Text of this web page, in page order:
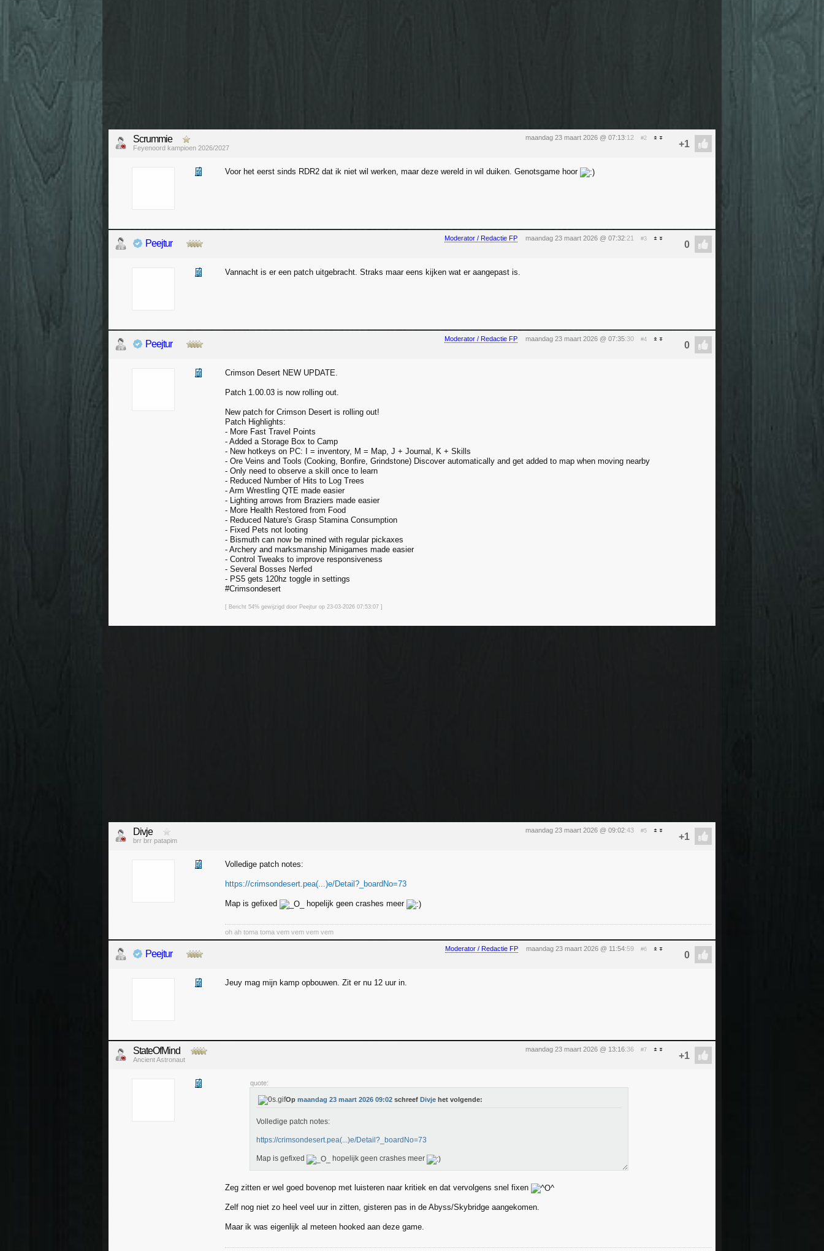
maandag 23 maart 2026 @ 07:13:12 #2
Scrummie
Feyenoord kampioen 2026/2027
Voor het eerst sinds RDR2 dat ik niet wil werken, maar deze wereld in wil duiken. Genotsgame hoor
Moderator / Redactie FP maandag 23 maart 2026 @ 07:32:21 #3
Peejtur
Vannacht is er een patch uitgebracht. Straks maar eens kijken wat er aangepast is.
Moderator / Redactie FP maandag 23 maart 2026 @ 07:35:30 #4
Peejtur
Crimson Desert NEW UPDATE.
Patch 1.00.03 is now rolling out.
New patch for Crimson Desert is rolling out!
Patch Highlights:
- More Fast Travel Points
- Added a Storage Box to Camp
- New hotkeys on PC: I = inventory, M = Map, J + Journal, K + Skills
- Ore Veins and Tools (Cooking, Bonfire, Grindstone) Discover automatically and get added to map when moving nearby
- Only need to observe a skill once to learn
- Reduced Number of Hits to Log Trees
- Arm Wrestling QTE made easier
- Lighting arrows from Braziers made easier
- More Health Restored from Food
- Reduced Nature's Grasp Stamina Consumption
- Fixed Pets not looting
- Bismuth can now be mined with regular pickaxes
- Archery and marksmanship Minigames made easier
- Control Tweaks to improve responsiveness
- Several Bosses Nerfed
- PS5 gets 120hz toggle in settings
#Crimsondesert
[ Bericht 54% gewijzigd door Peejtur op 23-03-2026 07:53:07 ]
maandag 23 maart 2026 @ 09:02:43 #5
Divje
brr brr patapim
Volledige patch notes:
https://crimsondesert.pea(...)e/Detail?_boardNo=73
Map is gefixed hopelijk geen crashes meer
oh ah toma toma vem vem vem vem
Moderator / Redactie FP maandag 23 maart 2026 @ 11:54:59 #6
Peejtur
Jeuy mag mijn kamp opbouwen. Zit er nu 12 uur in.
maandag 23 maart 2026 @ 13:16:36 #7
StateOfMind
Ancient Astronaut
quote:
Op maandag 23 maart 2026 09:02 schreef Divje het volgende:
Volledige patch notes:
https://crimsondesert.pea(...)e/Detail?_boardNo=73
Map is gefixed hopelijk geen crashes meer
Zeg zitten er wel goed bovenop met luisteren naar kritiek en dat vervolgens snel fixen
Zelf nog niet zo heel veel uur in zitten, gisteren pas in de Abyss/Skybridge aangekomen.
Maar ik was eigenlijk al meteen hooked aan deze game.